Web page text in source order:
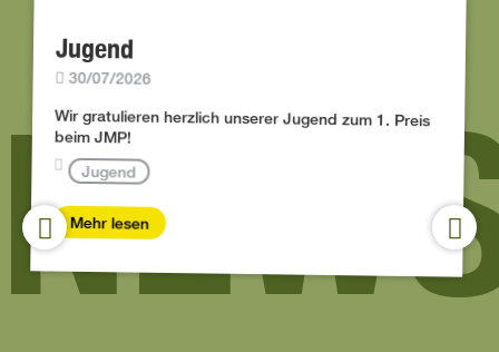
Jugend
30/07/2026
Wir gratulieren herzlich unserer Jugend zum 1. Preis
beim JMP!
Jugend
Mehr lesen